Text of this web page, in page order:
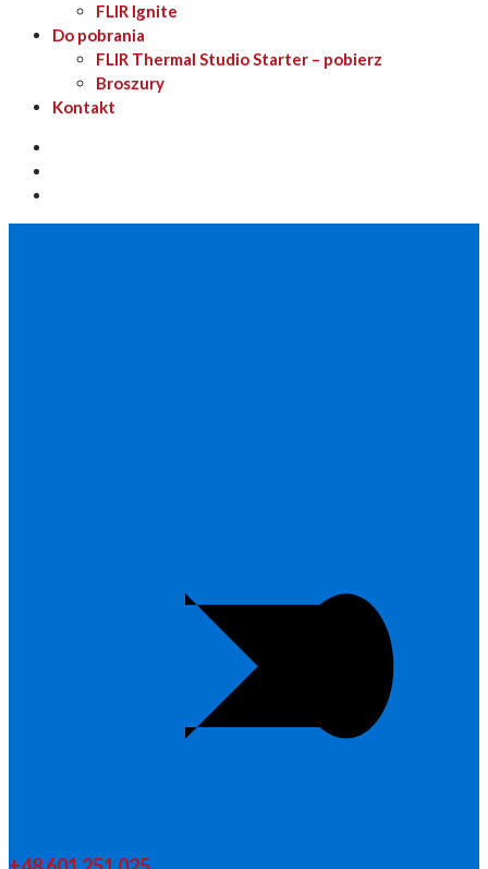
FLIR Ignite
Do pobrania
FLIR Thermal Studio Starter – pobierz
Broszury
Kontakt